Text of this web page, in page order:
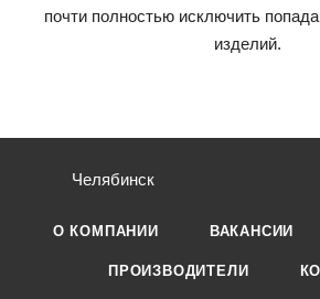
почти полностью исключить
изделий.
Челябинск
О КОМПАНИИ ВАКАНСИИ
ПРОИЗВОДИТЕЛИ